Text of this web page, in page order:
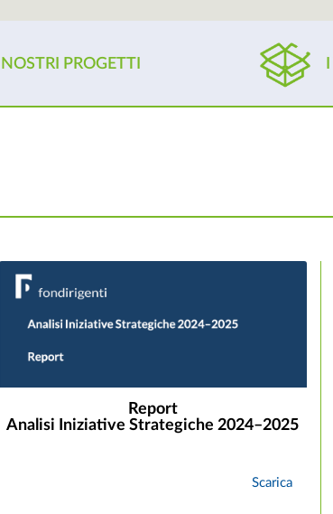
I NOSTRI PROGETTI
Report
Analisi Iniziative Strategiche 2024–2025
Scarica